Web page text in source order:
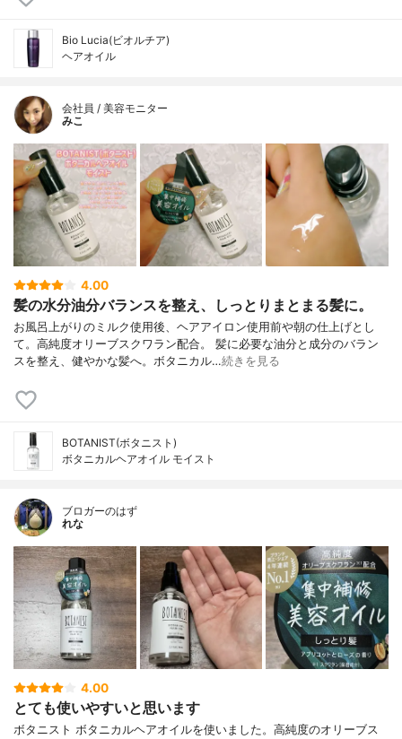
Bio Lucia(ビオルチア)
ヘアオイル
会社員 / 美容モニター
みこ
4.00
髪の水分油分バランスを整え、しっとりまとまる髪に。
お風呂上がりのミルク使用後、ヘアアイロン使用前や朝の仕上げとし
て。高純度オリーブスクワラン配合。 髪に必要な油分と成分のバラン
スを整え、健やかな髪へ。ボタニカル…続きを見る
BOTANIST(ボタニスト)
ボタニカルヘアオイル モイスト
ブロガーのはず
れな
4.00
とても使いやすいと思います
ボタニスト ボタニカルヘアオイルを使いました。高純度のオリーブス